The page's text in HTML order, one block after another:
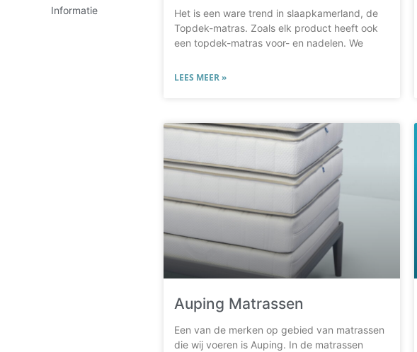
Informatie
Het is een ware trend in slaapkamerland, de
Topdek-matras. Zoals elk product heeft ook
een topdek-matras voor- en nadelen. We
LEES MEER »
Auping Matrassen
Een van de merken op gebied van matrassen
die wij voeren is Auping. In de matrassen